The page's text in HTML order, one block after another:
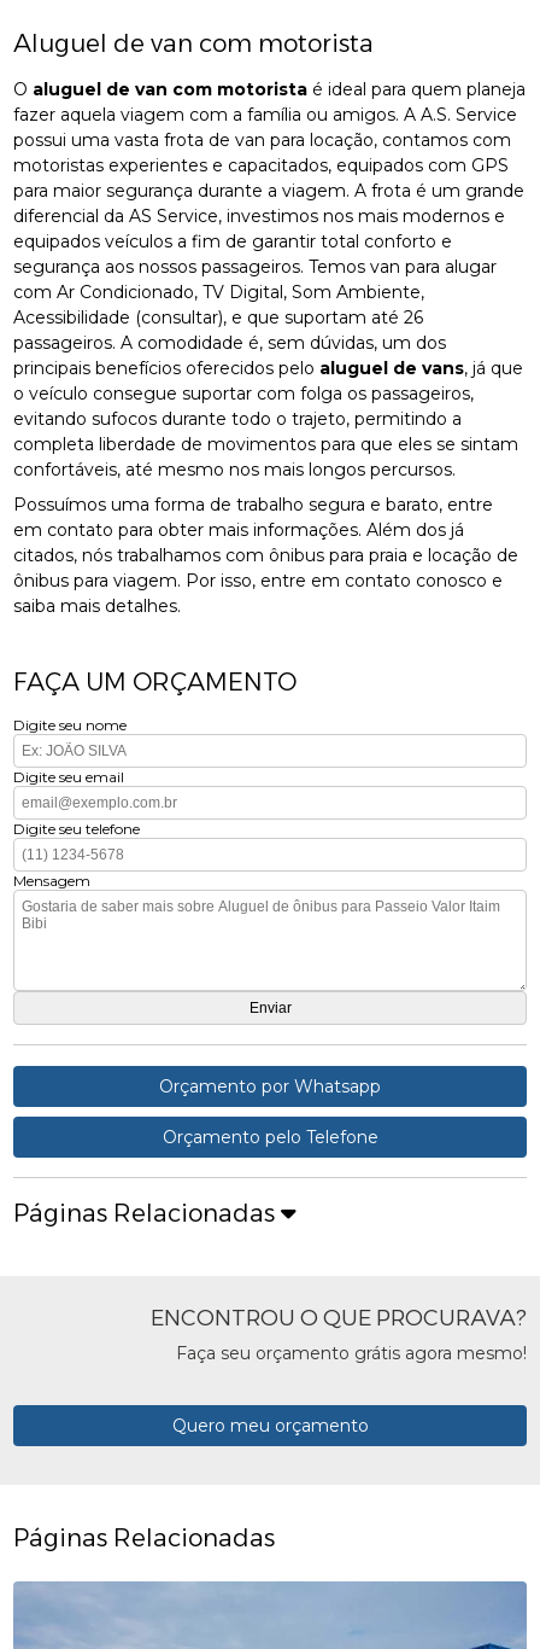
Aluguel de van com motorista
O aluguel de van com motorista é ideal para quem planeja
fazer aquela viagem com a família ou amigos. A A.S. Service
possui uma vasta frota de van para locação, contamos com
motoristas experientes e capacitados, equipados com GPS
para maior segurança durante a viagem. A frota é um grande
diferencial da AS Service, investimos nos mais modernos e
equipados veículos a fim de garantir total conforto e
segurança aos nossos passageiros. Temos van para alugar
com Ar Condicionado, TV Digital, Som Ambiente,
Acessibilidade (consultar), e que suportam até 26
passageiros. A comodidade é, sem dúvidas, um dos
principais benefícios oferecidos pelo aluguel de vans, já que
o veículo consegue suportar com folga os passageiros,
evitando sufocos durante todo o trajeto, permitindo a
completa liberdade de movimentos para que eles se sintam
confortáveis, até mesmo nos mais longos percursos.
Possuímos uma forma de trabalho segura e barato, entre
em contato para obter mais informações. Além dos já
citados, nós trabalhamos com ônibus para praia e locação de
ônibus para viagem. Por isso, entre em contato conosco e
saiba mais detalhes.
FAÇA UM ORÇAMENTO
Digite seu nome
Digite seu email
Digite seu telefone
Mensagem
Orçamento por Whatsapp
Orçamento pelo Telefone
Páginas Relacionadas
ENCONTROU O QUE PROCURAVA?
Faça seu orçamento grátis agora mesmo!
Quero meu orçamento
Páginas Relacionadas